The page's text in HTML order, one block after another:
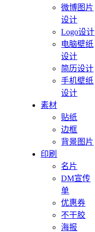
微博图片
设计
Logo设计
电脑壁纸
设计
简历设计
手机壁纸
设计
素材
贴纸
边框
背景图片
印刷
名片
DM宣传
单
优惠券
不干胶
海报